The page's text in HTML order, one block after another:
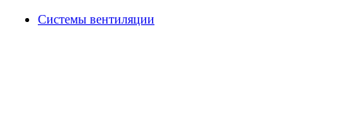
Системы вентиляции